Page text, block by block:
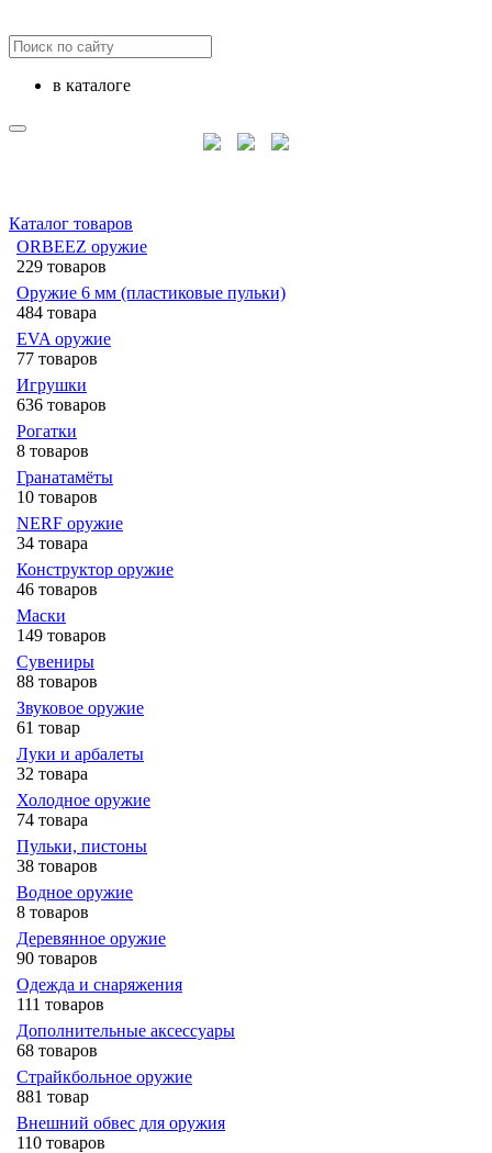
в каталоге
Каталог товаров
ORBEEZ оружие
229 товаров
Оружие 6 мм (пластиковые пульки)
484 товара
EVA оружие
77 товаров
Игрушки
636 товаров
Рогатки
8 товаров
Гранатамёты
10 товаров
NERF оружие
34 товара
Конструктор оружие
46 товаров
Маски
149 товаров
Сувениры
88 товаров
Звуковое оружие
61 товар
Луки и арбалеты
32 товара
Холодное оружие
74 товара
Пульки, пистоны
38 товаров
Водное оружие
8 товаров
Деревянное оружие
90 товаров
Одежда и снаряжения
111 товаров
Дополнительные аксессуары
68 товаров
Страйкбольное оружие
881 товар
Внешний обвес для оружия
110 товаров